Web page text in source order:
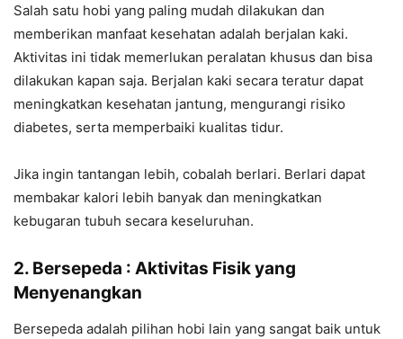
Salah satu hobi yang paling mudah dilakukan dan
memberikan manfaat kesehatan adalah berjalan kaki.
Aktivitas ini tidak memerlukan peralatan khusus dan bisa
dilakukan kapan saja. Berjalan kaki secara teratur dapat
meningkatkan kesehatan jantung, mengurangi risiko
diabetes, serta memperbaiki kualitas tidur.
Jika ingin tantangan lebih, cobalah berlari. Berlari dapat
membakar kalori lebih banyak dan meningkatkan
kebugaran tubuh secara keseluruhan.
2. Bersepeda : Aktivitas Fisik yang
Menyenangkan
Bersepeda adalah pilihan hobi lain yang sangat baik untuk